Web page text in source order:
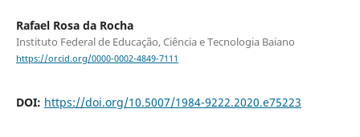
Rafael Rosa da Rocha
Instituto Federal de Educação, Ciência e Tecnologia Baiano
https://orcid.org/0000-0002-4849-7111
DOI: https://doi.org/10.5007/1984-9222.2020.e75223